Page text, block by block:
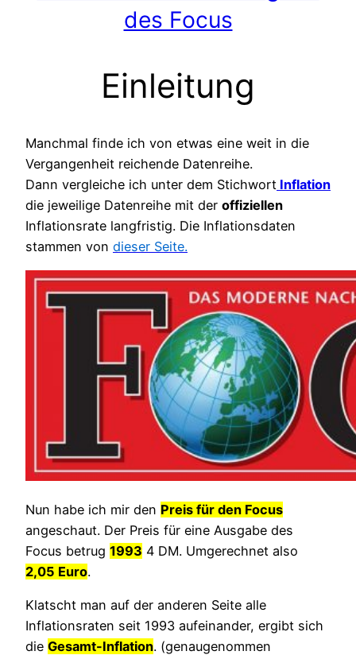
des Focus
Einleitung
Manchmal finde ich von etwas eine weit in die
Vergangenheit reichende Datenreihe.
Dann vergleiche ich unter dem Stichwort Inflation
die jeweilige Datenreihe mit der offiziellen
Inflationsrate langfristig. Die Inflationsdaten
stammen von dieser Seite.
Nun habe ich mir den Preis für den Focus
angeschaut. Der Preis für eine Ausgabe des
Focus betrug 1993 4 DM. Umgerechnet also
2,05 Euro.
Klatscht man auf der anderen Seite alle
Inflationsraten seit 1993 aufeinander, ergibt sich
die Gesamt-Inflation. (genaugenommen